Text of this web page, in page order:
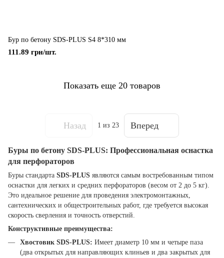
Бур по бетону SDS-PLUS S4 8*310 мм
111.89 грн/шт.
Показать еще 20 товаров
Назад 1 из 23 Вперед
Буры по бетону SDS-PLUS: Профессиональная оснастка
для перфораторов
Буры стандарта SDS-PLUS являются самым востребованным типом
оснастки для легких и средних перфораторов (весом от 2 до 5 кг).
Это идеальное решение для проведения электромонтажных,
сантехнических и общестроительных работ, где требуется высокая
скорость сверления и точность отверстий.
Конструктивные преимущества:
Хвостовик SDS-PLUS: Имеет диаметр 10 мм и четыре паза
(два открытых для направляющих клиньев и два закрытых для